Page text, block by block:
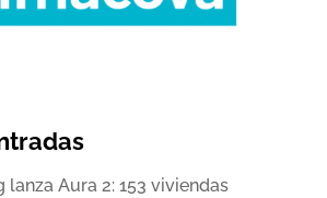
lanza Aura 2: 153 viviendas